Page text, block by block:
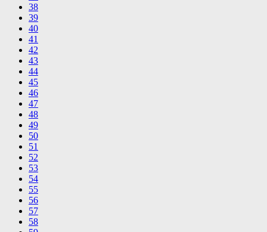
38
39
40
41
42
43
44
45
46
47
48
49
50
51
52
53
54
55
56
57
58